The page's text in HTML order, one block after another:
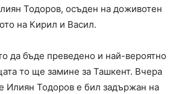
Тодоров, осъден на доживотен
на Кирил и Васил.
да бъде преведено и най-вероятно
то ще замине за Ташкент. Вчера
Илиян Тодоров е бил задържан на